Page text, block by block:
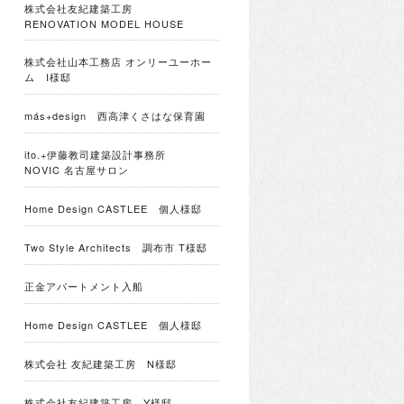
株式会社友紀建築工房
RENOVATION MODEL HOUSE
株式会社山本工務店 オンリーユーホー
ム I様邸
más+design 西高津くさはな保育園
ito.+伊藤教司建築設計事務所
NOVIC 名古屋サロン
Home Design CASTLEE 個人様邸
Two Style Architects 調布市 T様邸
正金アパートメント入船
Home Design CASTLEE 個人様邸
株式会社 友紀建築工房 N様邸